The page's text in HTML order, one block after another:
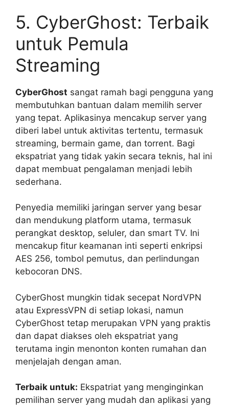
5. CyberGhost: Terbaik
untuk Pemula
Streaming
CyberGhost sangat ramah bagi pengguna yang
membutuhkan bantuan dalam memilih server
yang tepat. Aplikasinya mencakup server yang
diberi label untuk aktivitas tertentu, termasuk
streaming, bermain game, dan torrent. Bagi
ekspatriat yang tidak yakin secara teknis, hal ini
dapat membuat pengalaman menjadi lebih
sederhana.
Penyedia memiliki jaringan server yang besar
dan mendukung platform utama, termasuk
perangkat desktop, seluler, dan smart TV. Ini
mencakup fitur keamanan inti seperti enkripsi
AES 256, tombol pemutus, dan perlindungan
kebocoran DNS.
CyberGhost mungkin tidak secepat NordVPN
atau ExpressVPN di setiap lokasi, namun
CyberGhost tetap merupakan VPN yang praktis
dan dapat diakses oleh ekspatriat yang
terutama ingin menonton konten rumahan dan
menjelajah dengan aman.
Terbaik untuk: Ekspatriat yang menginginkan
pemilihan server yang mudah dan aplikasi yang